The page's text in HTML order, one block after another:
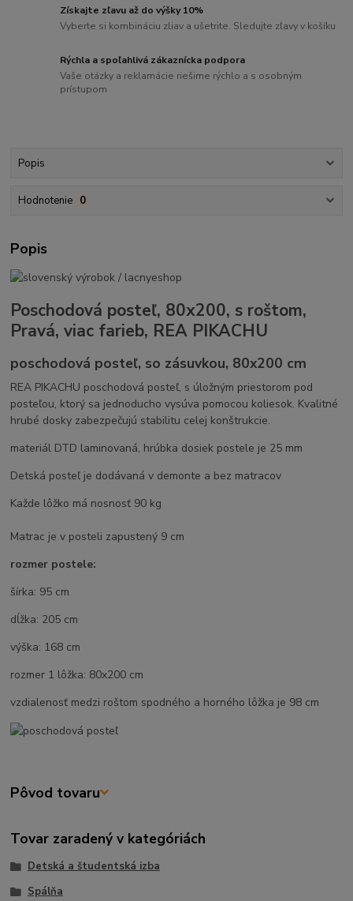
Získajte zľavu až do výšky 10%
Vyberte si kombináciu zliav a ušetrite. Sledujte zľavy v košíku
Rýchla a spoľahlivá zákaznícka podpora
Vaše otázky a reklamácie riešime rýchlo a s osobným
prístupom
Popis
Hodnotenie 0
Popis
Poschodová posteľ, 80x200, s roštom,
Pravá, viac farieb, REA PIKACHU
poschodová posteľ, so zásuvkou, 80x200 cm
REA PIKACHU poschodová posteľ, s úložným priestorom pod
posteľou, ktorý sa jednoducho vysúva pomocou koliesok. Kvalitné
hrubé dosky zabezpečujú stabilitu celej konštrukcie.
materiál DTD laminovaná, hrúbka dosiek postele je 25 mm
Detská posteľ je dodávaná v demonte a bez matracov
Každe lôžko má nosnosť 90 kg
Matrac je v posteli zapustený 9 cm
rozmer postele:
šírka: 95 cm
dĺžka: 205 cm
výška: 168 cm
rozmer 1 lôžka: 80x200 cm
vzdialenosť medzi roštom spodného a horného lôžka je 98 cm
Pôvod tovaru
Tovar zaradený v kategóriách
Detská a študentská izba
Spálňa